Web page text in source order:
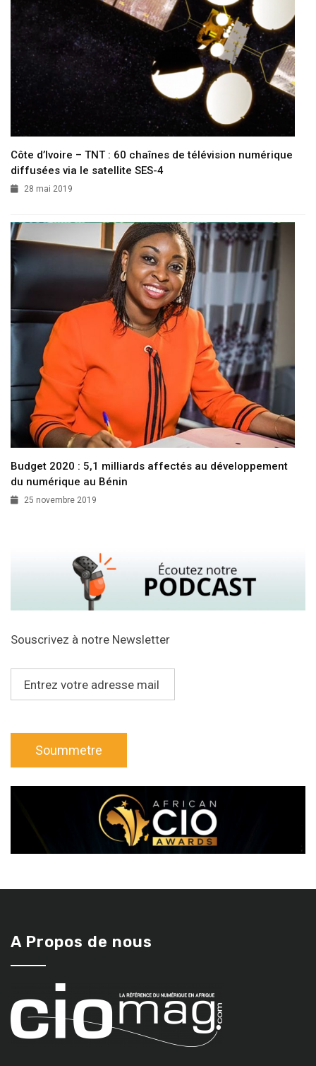
Côte d’Ivoire – TNT : 60 chaînes de télévision numérique
diffusées via le satellite SES-4
28 mai 2019
Budget 2020 : 5,1 milliards affectés au développement
du numérique au Bénin
25 novembre 2019
Souscrivez à notre Newsletter
A Propos de nous